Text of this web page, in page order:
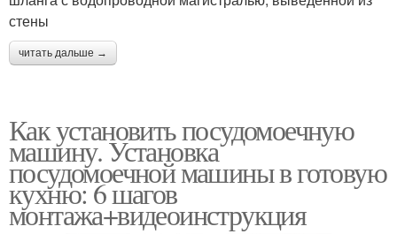
стены
читать дальше →
Как установить посудомоечную
машину. Установка
посудомоечной машины в готовую
кухню: 6 шагов
монтажа+видеоинструкция